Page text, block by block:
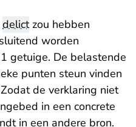
delictzou hebben
worden
getuige. De belastende
punten steun vinden
de verklaring niet
in een concrete
in een andere bron.